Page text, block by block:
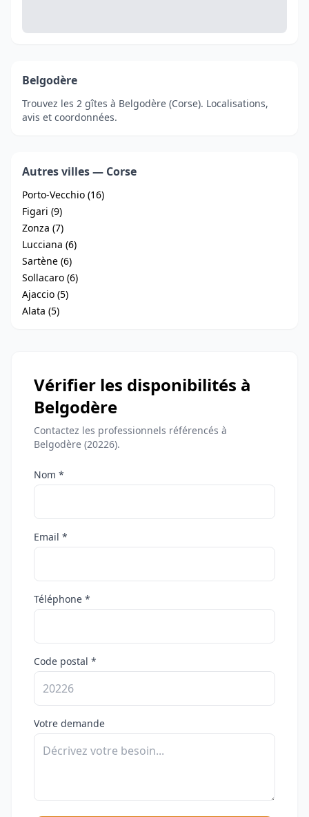
Belgodère
Trouvez les 2 gîtes à Belgodère (Corse). Localisations,
avis et coordonnées.
Autres villes — Corse
Porto-Vecchio (16)
Figari (9)
Zonza (7)
Lucciana (6)
Sartène (6)
Sollacaro (6)
Ajaccio (5)
Alata (5)
Vérifier les disponibilités à
Belgodère
Contactez les professionnels référencés à
Belgodère (20226).
Nom *
Email *
Téléphone *
Code postal *
Votre demande